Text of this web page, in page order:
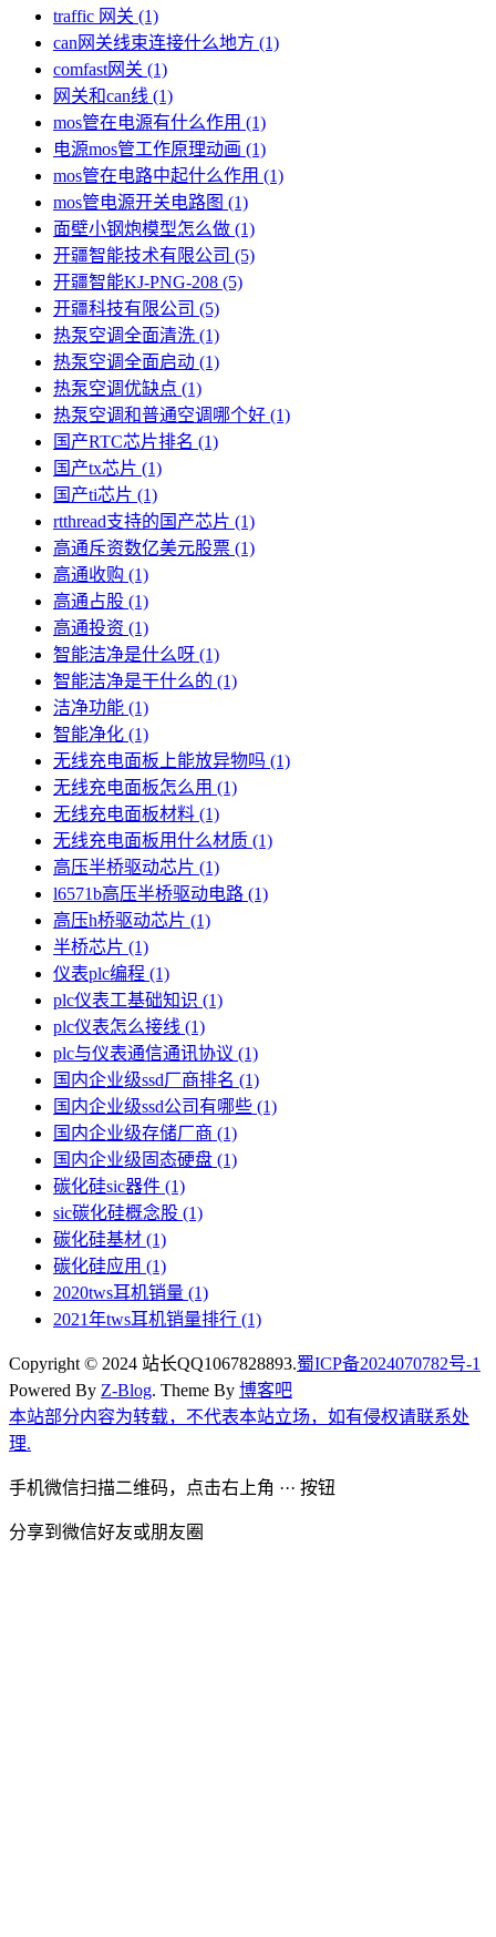
traffic 网关 (1)
can网关线束连接什么地方 (1)
comfast网关 (1)
网关和can线 (1)
mos管在电源有什么作用 (1)
电源mos管工作原理动画 (1)
mos管在电路中起什么作用 (1)
mos管电源开关电路图 (1)
面壁小钢炮模型怎么做 (1)
开疆智能技术有限公司 (5)
开疆智能KJ-PNG-208 (5)
开疆科技有限公司 (5)
热泵空调全面清洗 (1)
热泵空调全面启动 (1)
热泵空调优缺点 (1)
热泵空调和普通空调哪个好 (1)
国产RTC芯片排名 (1)
国产tx芯片 (1)
国产ti芯片 (1)
rtthread支持的国产芯片 (1)
高通斥资数亿美元股票 (1)
高通收购 (1)
高通占股 (1)
高通投资 (1)
智能洁净是什么呀 (1)
智能洁净是干什么的 (1)
洁净功能 (1)
智能净化 (1)
无线充电面板上能放异物吗 (1)
无线充电面板怎么用 (1)
无线充电面板材料 (1)
无线充电面板用什么材质 (1)
高压半桥驱动芯片 (1)
l6571b高压半桥驱动电路 (1)
高压h桥驱动芯片 (1)
半桥芯片 (1)
仪表plc编程 (1)
plc仪表工基础知识 (1)
plc仪表怎么接线 (1)
plc与仪表通信通讯协议 (1)
国内企业级ssd厂商排名 (1)
国内企业级ssd公司有哪些 (1)
国内企业级存储厂商 (1)
国内企业级固态硬盘 (1)
碳化硅sic器件 (1)
sic碳化硅概念股 (1)
碳化硅基材 (1)
碳化硅应用 (1)
2020tws耳机销量 (1)
2021年tws耳机销量排行 (1)
Copyright © 2024 站长QQ1067828893.蜀ICP备2024070782号-1
Powered By Z-Blog. Theme By 博客吧
本站部分内容为转载，不代表本站立场，如有侵权请联系处
理.
手机微信扫描二维码，点击右上角 ··· 按钮
分享到微信好友或朋友圈